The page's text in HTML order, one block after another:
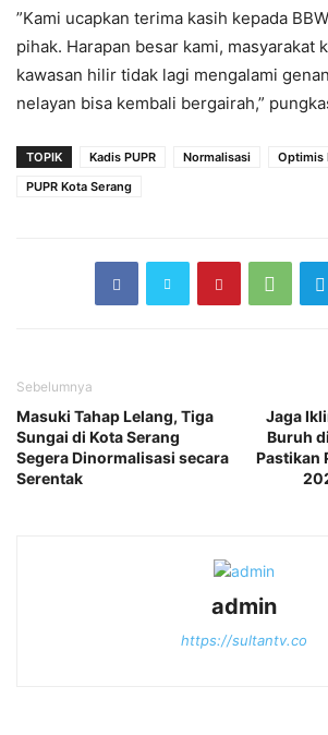
‎‎”Kami ucapkan terima kasih kepada
pihak. Harapan besar kami, masyarakat
kawasan hilir tidak lagi mengalami
nelayan bisa kembali bergairah,”
TOPIK ‎Kadis PUPR Normalisasi
Optimis
PUPR Kota Serang
Sebelumnya
‎Masuki Tahap Lelang, Tiga
Sungai di Kota Serang
Segera Dinormalisasi secara
Serentak‎‎
Jaga
Buruh
Pastikan
admin
https://sultantv.co